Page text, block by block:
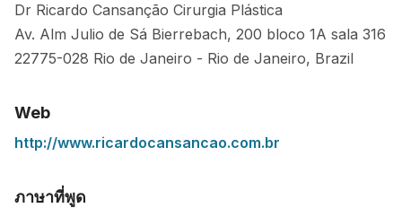
Dr Ricardo Cansanção Cirurgia Plástica
Av. Alm Julio de Sá Bierrebach, 200 bloco 1A sala 316
22775-028 Rio de Janeiro - Rio de Janeiro, Brazil
Web
http://www.ricardocansancao.com.br
ภาษาที่พูด